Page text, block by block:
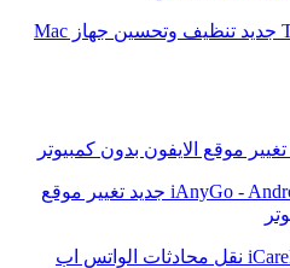
جديد
تنظيف وتحسين جهاز Mac
تغيير موقع الايفون بدون كمبيوتر
iAnyGo - جديد تغيير موقع
نقل محادثات الواتس اب